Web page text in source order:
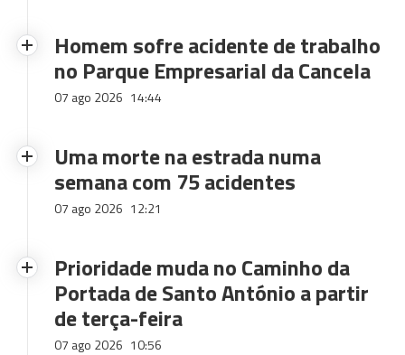
Homem sofre acidente de trabalho
no Parque Empresarial da Cancela
07 ago 2026 14:44
Uma morte na estrada numa
semana com 75 acidentes
07 ago 2026 12:21
Prioridade muda no Caminho da
Portada de Santo António a partir
de terça-feira
07 ago 2026 10:56